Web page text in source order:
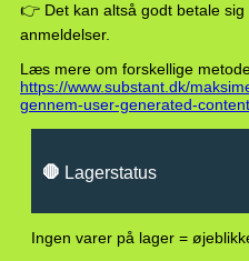
👉 Det kan altså godt betale
anmeldelser.
Læs mere om forskellige
https://www.substant.dk/
gennem-user-generated-
🛑 Lagerstatus
Ingen varer på lager =